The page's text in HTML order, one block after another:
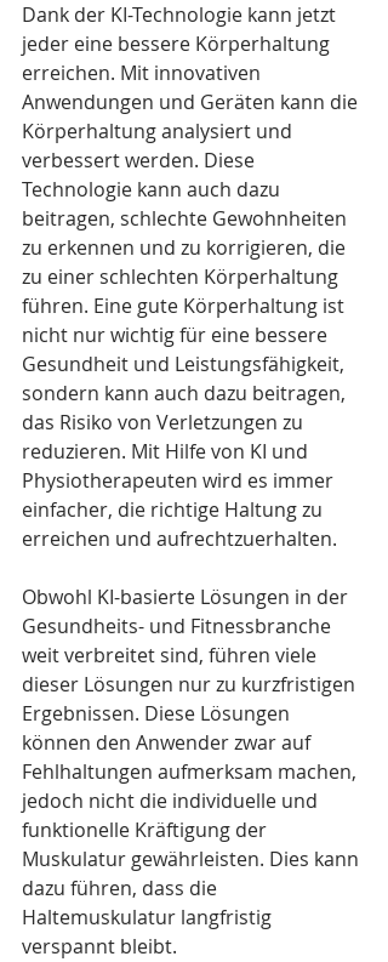
Dank der KI-Technologie kann jetzt
jeder eine bessere Körperhaltung
erreichen. Mit innovativen
Anwendungen und Geräten kann die
Körperhaltung analysiert und
verbessert werden. Diese
Technologie kann auch dazu
beitragen, schlechte Gewohnheiten
zu erkennen und zu korrigieren, die
zu einer schlechten Körperhaltung
führen. Eine gute Körperhaltung ist
nicht nur wichtig für eine bessere
Gesundheit und Leistungsfähigkeit,
sondern kann auch dazu beitragen,
das Risiko von Verletzungen zu
reduzieren. Mit Hilfe von KI und
Physiotherapeuten wird es immer
einfacher, die richtige Haltung zu
erreichen und aufrechtzuerhalten.
Obwohl KI-basierte Lösungen in der
Gesundheits- und Fitnessbranche
weit verbreitet sind, führen viele
dieser Lösungen nur zu kurzfristigen
Ergebnissen. Diese Lösungen
können den Anwender zwar auf
Fehlhaltungen aufmerksam machen,
jedoch nicht die individuelle und
funktionelle Kräftigung der
Muskulatur gewährleisten. Dies kann
dazu führen, dass die
Haltemuskulatur langfristig
verspannt bleibt.